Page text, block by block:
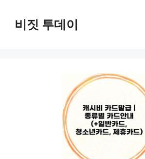
비짓 투데이